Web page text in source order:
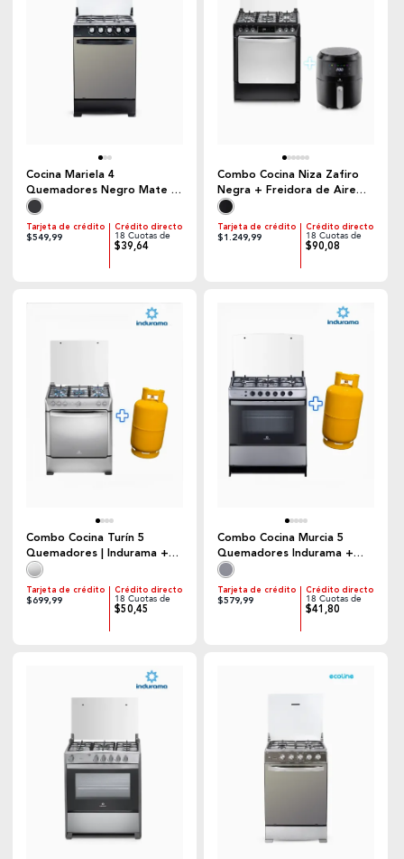
Cocina Mariela 4
Quemadores Negro Mate |
Ecoline
Tarjeta de crédito
$549,99
Crédito directo
18 Cuotas de
$39,64
Combo Cocina Niza Zafiro
Negra + Freidora de Aire
4.5 Lt | Indurama
Tarjeta de crédito
$1.249,99
Crédito directo
18 Cuotas de
$90,08
Combo Cocina Turín 5
Quemadores | Indurama +
Cilindro de Gas
Tarjeta de crédito
$699,99
Crédito directo
18 Cuotas de
$50,45
Combo Cocina Murcia 5
Quemadores Indurama +
Cilindro de Gas
Tarjeta de crédito
$579,99
Crédito directo
18 Cuotas de
$41,80